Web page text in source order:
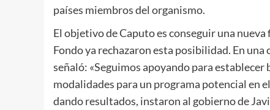
países miembros del organismo.
El objetivo de Caputo es conseguir una
Fondo ya rechazaron esta posibilidad. En
señaló: «Seguimos apoyando para
modalidades para un programa potencial en
dando resultados, instaron al gobierno de